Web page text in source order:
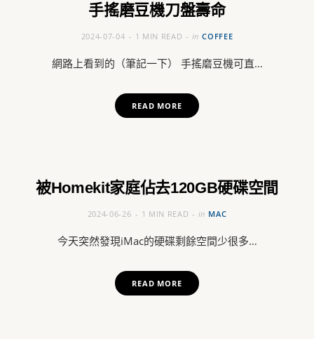
手搖磨豆機刀盤壽命
2024-07-04 1 MIN READ in COFFEE
網路上看到的（筆記一下） 手搖磨豆機可直…
READ MORE
被Homekit家庭佔去120GB硬碟空間
2024-06-26 1 MIN READ in MAC
今天突然發現iMac的硬碟剩餘空間少很多…
READ MORE